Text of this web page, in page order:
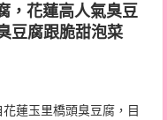
，花蓮高人氣臭豆
豆腐跟脆甜泡菜
蓮玉里橋頭臭豆腐，目